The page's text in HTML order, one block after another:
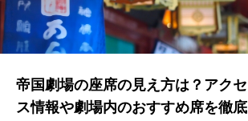
帝国劇場の座席の見え方は？アクセ
ス情報や劇場内のおすすめ席を徹底